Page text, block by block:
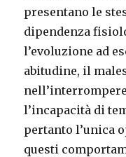
presentano le
dipendenza
l’evoluzione ad
abitudine, il
l’incapacità di
pertanto l’unica
questi